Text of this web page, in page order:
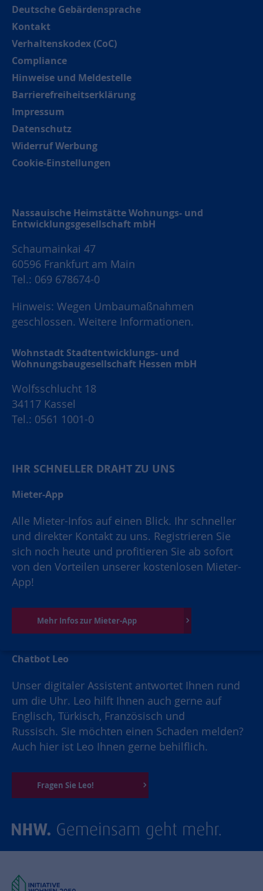
Deutsche Gebärdensprache
Kontakt
Verhaltenskodex (CoC)
Compliance
Hinweise und Meldestelle
Barrierefreiheitserklärung
Impressum
Datenschutz
Widerruf Werbung
Cookie-Einstellungen
Nassauische Heimstätte Wohnungs- und
Entwicklungsgesellschaft mbH
Schaumainkai 47
60596 Frankfurt am Main
Tel.: 069 678674-0
Hinweis: Wegen Umbaumaßnahmen
geschlossen. Weitere Informationen.
Wohnstadt Stadtentwicklungs- und
Wohnungsbaugesellschaft Hessen mbH
Wolfsschlucht 18
34117 Kassel
Tel.: 0561 1001-0
IHR SCHNELLER DRAHT ZU UNS
Mieter-App
Alle Mieter-Infos auf einen Blick. Ihr schneller
und direkter Kontakt zu uns. Registrieren Sie
sich noch heute und profitieren Sie ab sofort
von den Vorteilen unserer kostenlosen Mieter-
App!
Mehr Infos zur Mieter-App
Chatbot Leo
Unser digitaler Assistent antwortet Ihnen rund
um die Uhr. Leo hilft Ihnen auch gerne auf
Englisch, Türkisch, Französisch und
Russisch. Sie möchten einen Schaden melden?
Auch hier ist Leo Ihnen gerne behilflich.
Fragen Sie Leo!